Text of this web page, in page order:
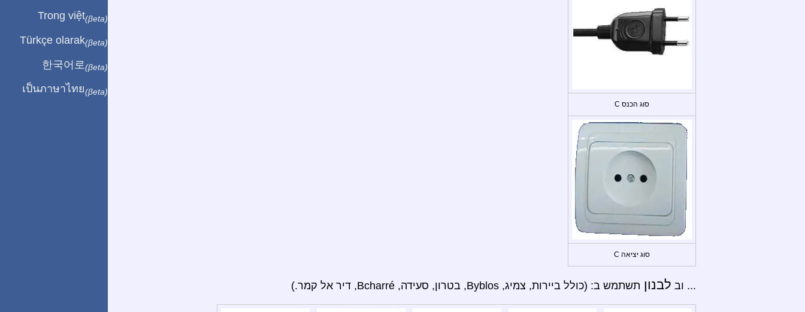
סוג הכנס C
סוג יציאה C
... וב לבנון תשתמש ב: (כולל ביירות, צמיג, Byblos, בטרון, סעידה, Bcharré, דיר אל קמר.)
Trong việt(βeta)
Türkçe olarak(βeta)
한국어로 (βeta)
เป็นภาษาไทย(βeta)